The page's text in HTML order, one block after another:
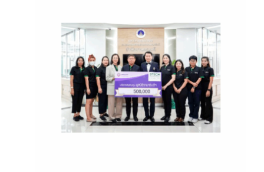
June 12, 2025
สมทบทุนช่วยเหลือและสนับสนุน
โครงการสร้างอาคาร
รพ.รามาธิบดี